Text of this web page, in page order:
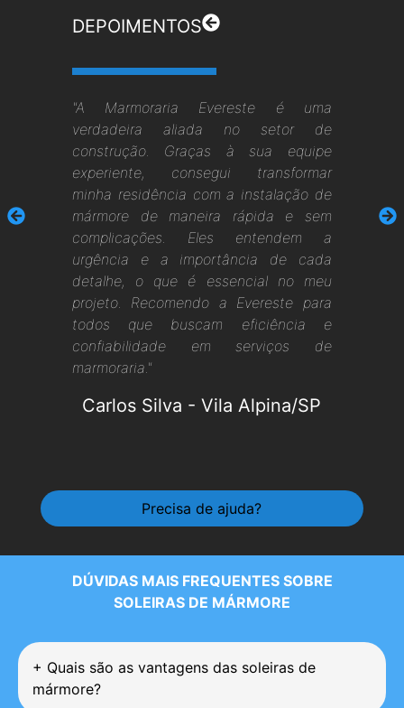
DEPOIMENTOS
"A Marmoraria Evereste é uma
verdadeira aliada no setor de
construção. Graças à sua equipe
experiente, consegui transformar
minha residência com a instalação de
mármore de maneira rápida e sem
complicações. Eles entendem a
urgência e a importância de cada
detalhe, o que é essencial no meu
projeto. Recomendo a Evereste para
todos que buscam eficiência e
confiabilidade em serviços de
marmoraria."
Carlos Silva -Vila Alpina/SP
Precisa de ajuda?
DÚVIDAS MAIS FREQUENTES SOBRE
SOLEIRAS DE MÁRMORE
+ Quais são as vantagens das soleiras de
mármore?